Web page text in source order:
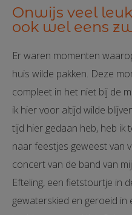
Onwijs veel
ook wel eens
Er waren momenten
huis wilde pakken. Deze
compleet in het niet bij de
ik hier voor altijd wilde
tijd hier gedaan heb, heb ik
naar feestjes geweest van
concert van de band van
Efteling, een fietstourtje in
gewaterskied en geroeid in